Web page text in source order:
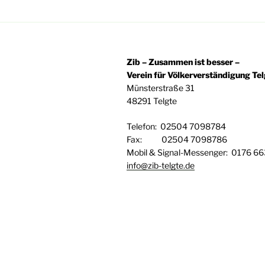
Zib – Zusammen ist besser –
Verein für Völkerverständigung
Münsterstraße 31
48291 Telgte
Telefon: 02504 7098784
Fax: 02504 7098786
Mobil & Signal-Messenger: 0176
info@zib-telgte.de